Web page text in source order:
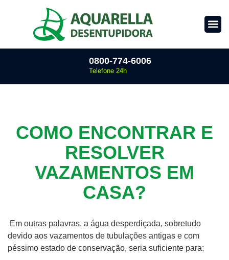
0800-774-6006
Telefone 24h
COMO ENCONTRAR E
RESOLVER
VAZAMENTOS EM
CASA?
Em outras palavras, a água desperdiçada, sobretudo
devido aos vazamentos de tubulações antigas e com
péssimo estado de conservação, seria suficiente para: